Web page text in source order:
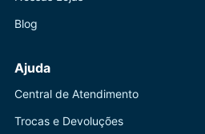
Blog
Ajuda
Central de Atendimento
Trocas e Devoluções